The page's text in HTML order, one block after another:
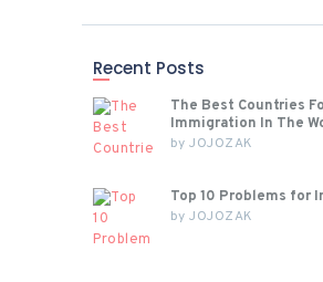
Recent Posts
The Best Countries
Immigration In The
byJOJOZAK
Top 10 Problems for
byJOJOZAK